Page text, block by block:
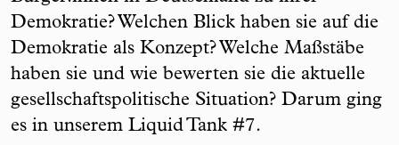
Demokratie? Welchen Blick haben sie auf die
Demokratie als Konzept? Welche Maßstäbe
haben sie und wie bewerten sie die aktuelle
gesellschaftspolitische Situation? Darum ging
es in unserem Liquid Tank #7.